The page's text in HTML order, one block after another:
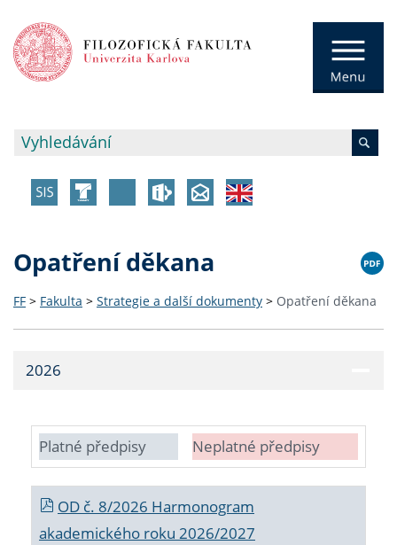
Opatření děkana
FF > Fakulta > Strategie a další dokumenty > Opatření děkana
2026
Platné předpisy Neplatné předpisy
OD č. 8/2026 Harmonogram
akademického roku 2026/2027